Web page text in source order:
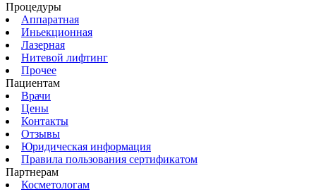
Процедуры
Аппаратная
Иньекционная
Лазерная
Нитевой лифтинг
Прочее
Пациентам
Врачи
Цены
Контакты
Отзывы
Юридическая информация
Правила пользования сертификатом
Партнерам
Косметологам